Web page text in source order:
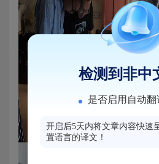
检测到非中
是否启用自动翻
开启后5天内将文章内容快速
置语言的译文！